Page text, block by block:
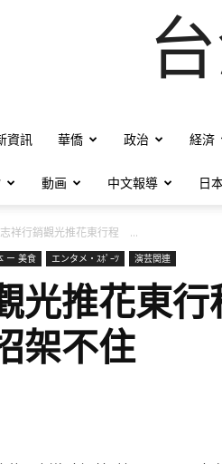
資訊 華僑 政治 経済
動画 中文報導 日
祥行銷觀光推花東行程 ...
ー 美食 エンタメ・ｽﾎﾟｰﾂ 演芸関連
光推花東
架不住